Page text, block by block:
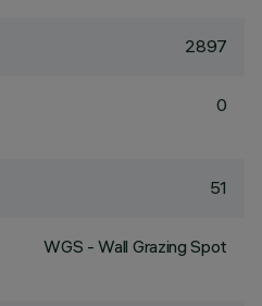
2897
0
51
WGS - Wall Grazing Spot